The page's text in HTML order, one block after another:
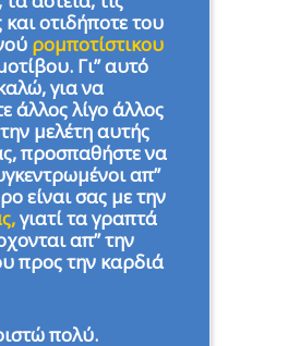
οτιδήποτε του
ρομποτίστικου
Γι” αυτό
για να
άλλος λίγο άλλος
μελέτη αυτής
προσπαθήστε να
απ”
είναι σας με την
γιατί τα γραπτά
απ” την
προς την καρδιά
πολύ.